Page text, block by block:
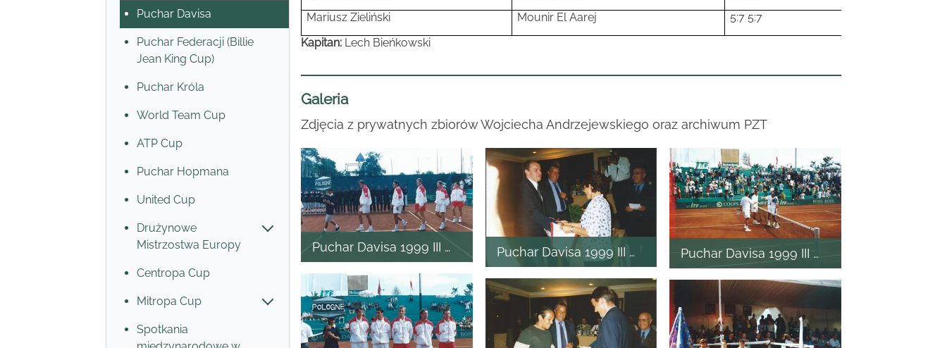
Puchar Davisa
Puchar Federacji (Billie
Jean King Cup)
Puchar Króla
World Team Cup
ATP Cup
Puchar Hopmana
United Cup
Drużynowe
Mistrzostwa Europy
Centropa Cup
Mitropa Cup
Spotkania
Mariusz Zieliński
Mounir El Aarej
5:7 5:7
Kapitan: Lech Bieńkowski
Galeria
Zdjęcia z prywatnych zbiorów Wojciecha Andrzejewskiego oraz archiwum PZT
Puchar Davisa 1999 III mecz Puchar Davisa 1999 III mecz Puchar Davisa 1999 III mecz